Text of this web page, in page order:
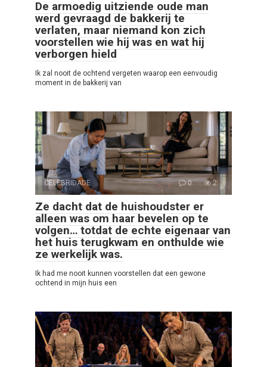
De armoedig uitziende oude man
werd gevraagd de bakkerij te
verlaten, maar niemand kon zich
voorstellen wie hij was en wat hij
verborgen hield
Ik zal nooit de ochtend vergeten waarop een eenvoudig
moment in de bakkerij van
CELEBRIDADE 0 2
Ze dacht dat de huishoudster er
alleen was om haar bevelen op te
volgen… totdat de echte eigenaar van
het huis terugkwam en onthulde wie
ze werkelijk was.
Ik had me nooit kunnen voorstellen dat een gewone
ochtend in mijn huis een